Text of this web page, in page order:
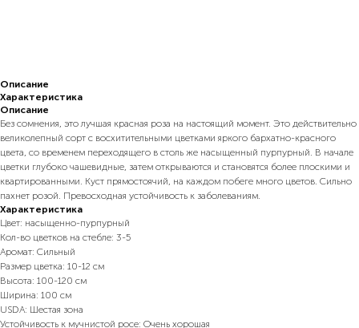
Описание
Характеристика
Описание
Без сомнения, это лучшая красная роза на настоящий момент. Это действительно
великолепный сорт с восхитительными цветками яркого бархатно-красного
цвета, со временем переходящего в столь же насыщенный пурпурный. В начале
цветки глубоко чашевидные, затем открываются и становятся более плоскими и
квартированными. Куст прямостоячий, на каждом побеге много цветов. Сильно
пахнет розой. Превосходная устойчивость к заболеваниям.
Характеристика
Цвет: насыщенно-пурпурный
Кол-во цветков на стебле: 3-5
Аромат: Сильный
Размер цветка: 10-12 см
Высота: 100-120 см
Ширина: 100 см
USDA: Шестая зона
Устойчивость к мучнистой росе: Очень хорошая